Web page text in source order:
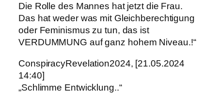
Die Rolle des Mannes hat jetzt die Frau.
Das hat weder was mit Gleichberechtigung
oder Feminismus zu tun, das ist
VERDUMMUNG auf ganz hohem Niveau.!“
ConspiracyRevelation2024, [21.05.2024
14:40]
„Schlimme Entwicklung..“